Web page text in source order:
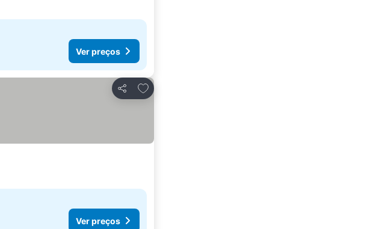
Ver preços
Partilhar
Adicionar aos favoritos
Ver preços